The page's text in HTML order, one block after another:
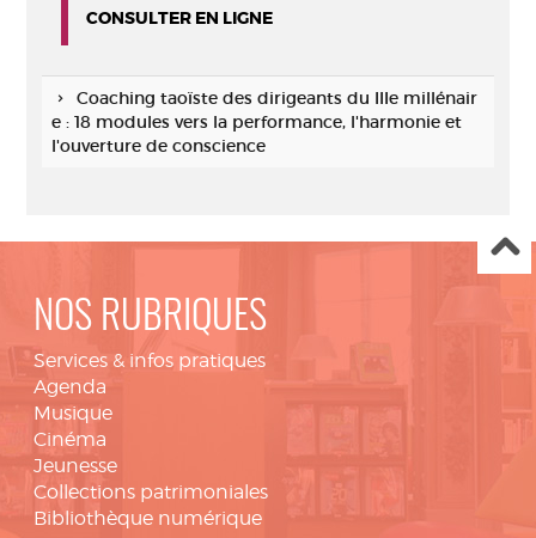
CONSULTER EN LIGNE
Coaching taoïste des dirigeants du IIIe millénair
e : 18 modules vers la performance, l'harmonie et
l'ouverture de conscience
NOS RUBRIQUES
Services & infos pratiques
Agenda
Musique
Cinéma
Jeunesse
Collections patrimoniales
Bibliothèque numérique